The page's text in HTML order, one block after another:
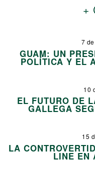
+
7
GUAM: UN
POLÍTICA Y EL
10
EL FUTURO DE
GALLEGA
15
LA
LINE EN